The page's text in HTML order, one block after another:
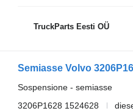
TruckParts Eesti OÜ
Semiasse Volvo
Sospensione - semiasse
3206P1628 1524628